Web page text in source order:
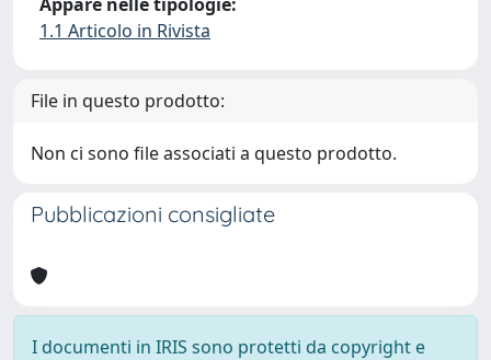
1.1 Articolo in Rivista
File in questo prodotto:
Non ci sono file associati a questo prodotto.
Pubblicazioni consigliate
I documenti in IRIS sono protetti da copyright e